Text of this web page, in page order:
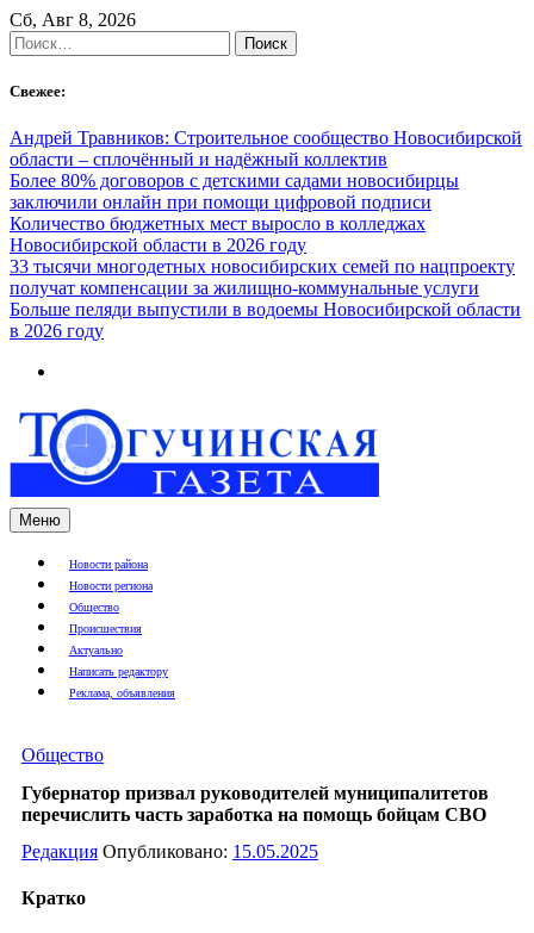
Skip
to
content
Сб, Авг 8, 2026
Найти:
Свежее:
Андрей Травников: Строительное сообщество Новосибирской
области – сплочённый и надёжный коллектив
Более 80% договоров с детскими садами новосибирцы
заключили онлайн при помощи цифровой подписи
Количество бюджетных мест выросло в колледжах
Новосибирской области в 2026 году
33 тысячи многодетных новосибирских семей по нацпроекту
получат компенсации за жилищно-коммунальные услуги
Больше пеляди выпустили в водоемы Новосибирской области
в 2026 году
Меню
Новости района
Новости региона
Общество
Происшествия
Актуально
Написать редактору
Реклама, объявления
Общество
Губернатор призвал руководителей муниципалитетов
перечислить часть заработка на помощь бойцам СВО
Редакция Опубликовано: 15.05.2025
Кратко